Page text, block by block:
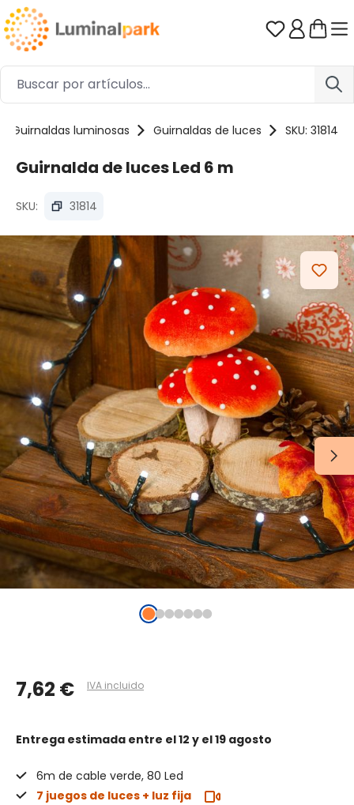
Saltar al contenido principal Tienes 0
Guirnaldas luminosas Guirnaldas de luces SKU: 31814
Guirnalda de luces Led 6 m
SKU: 31814
Omitir galería de imágenes
7,62 € IVA incluido
Entrega estimada entre el 12 y el 19 agosto
6m de cable verde, 80 Led
7 juegos de luces + luz fija